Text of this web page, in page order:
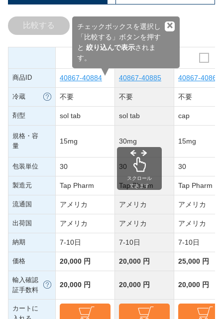
チェックボックスを選択し
「比較する」ボタンを押す
と 絞り込んで表示されま
す。
×
比較する
商品ID 40867-40884 40867-40885 40867-40867
冷蔵 不要 不要 不要
剤型 sol tab sol tab cap
規格・容
量
15mg 30mg 15mg
包装単位 30 30 30
製造元 Tap Pharm Tap Pharm Tap Pharm
流通国 アメリカ アメリカ アメリカ
出荷国 アメリカ アメリカ アメリカ
納期 7-10日 7-10日 7-10日
価格 20,000 円 20,000 円 25,000 円
輸入確認
証手数料
20,000 円 20,000 円 20,000 円
カートに
スクロール
できます